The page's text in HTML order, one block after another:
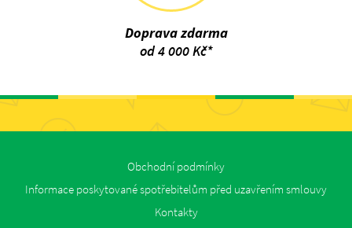
Doprava zdarma
od 4 000 Kč*
Obchodní podmínky
Informace poskytované spotřebitelům před uzavřením smlouvy
Kontakty